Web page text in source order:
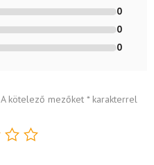
0
0
0
A kötelező mezőket *karakterrel